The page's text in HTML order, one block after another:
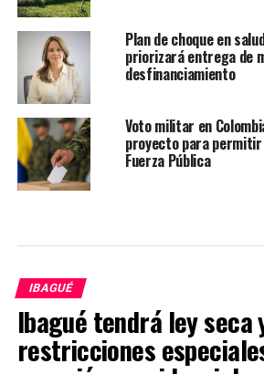
Plan de choque en
priorizará entrega de
desfinanciamiento
Voto militar en
proyecto para
Fuerza Pública
IBAGUÉ
Ibagué tendrá ley seca
restricciones